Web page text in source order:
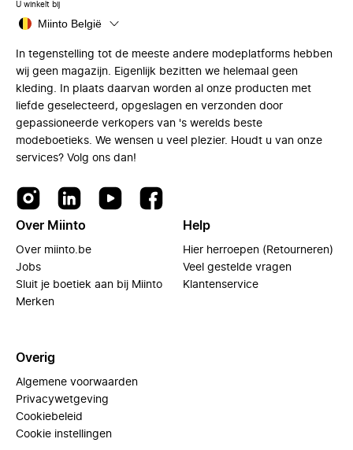
U winkelt bij
Miinto België
In tegenstelling tot de meeste andere modeplatforms hebben
wij geen magazijn. Eigenlijk bezitten we helemaal geen
kleding. In plaats daarvan worden al onze producten met
liefde geselecteerd, opgeslagen en verzonden door
gepassioneerde verkopers van 's werelds beste
modeboetieks. We wensen u veel plezier. Houdt u van onze
services? Volg ons dan!
Over Miinto
Over miinto.be
Jobs
Sluit je boetiek aan bij Miinto
Merken
Help
Hier herroepen (Retourneren)
Veel gestelde vragen
Klantenservice
Overig
Algemene voorwaarden
Privacywetgeving
Cookiebeleid
Cookie instellingen